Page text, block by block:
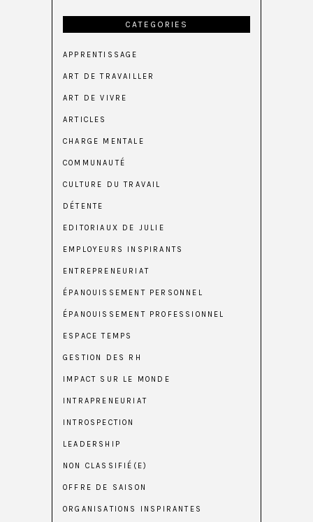
CATEGORIES
APPRENTISSAGE
ART DE TRAVAILLER
ART DE VIVRE
ARTICLES
CHARGE MENTALE
COMMUNAUTÉ
CULTURE DU TRAVAIL
DÉTENTE
EDITORIAUX DE JULIE
EMPLOYEURS INSPIRANTS
ENTREPRENEURIAT
ÉPANOUISSEMENT PERSONNEL
ÉPANOUISSEMENT PROFESSIONNEL
ESPACE TEMPS
GESTION DES RH
IMPACT SUR LE MONDE
INTRAPRENEURIAT
INTROSPECTION
LEADERSHIP
NON CLASSIFIÉ(E)
OFFRE DE SAISON
ORGANISATIONS INSPIRANTES